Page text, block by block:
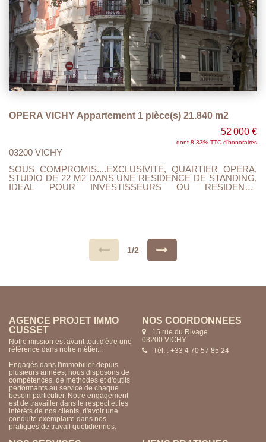
OPERA VICHY Appartement 1 pièce(s) 21.840 m2
52 000 €
dont 8.33% TTC d'honoraires
03200 VICHY
SOUS COMPROMIS....EXCLUSIVITE, QUARTIER OPERA,
STUDIO DE 22 M2 DANS UNE RESIDENCE DE STANDING,
IDEAL POUR INVESTISSEURS OU RESIDENCE
COEUR DE VILLE ET PARCS. PREVOIR PEINTURES
UNIQUEMENT. RARE, A VISITER RAPIDEMENT.....
1/2
AGENCE PROJET IMMO
CUSSET
Notre mission est avant tout d'être une
référence dans notre métier...
Engagés dans l'immobilier depuis
plusieurs années, nous disposons de
compétences, de méthodes et d'outils
performants au service de chaque
besoin particulier. Notre engagement
est de travailler dans le respect et les
intérêts de nos clients, d'avoir une
conduite exemplaire dans nos
pratiques de travail quotidiennes.
NOS COORDONNÉES
15 rue du Rivage
03200 VICHY
Tél. : +33 4 70 57 85 24